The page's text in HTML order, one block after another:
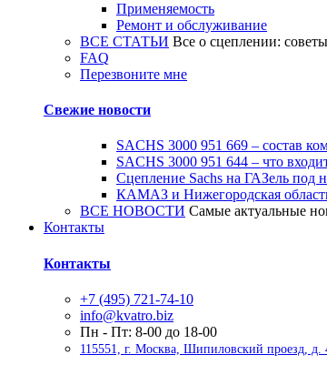
Применяемость
Ремонт и обслуживание
ВСЕ СТАТЬИ Все о сцеплении:
FAQ
Перезвоните мне
Свежие новости
SACHS 3000 951 669 – состав
SACHS 3000 951 644 – что
Сцепление Sachs на ГАЗель
КАМАЗ и Нижегородская
ВСЕ НОВОСТИ Самые актуальные
Контакты
Контакты
+7 (495) 721-74-10
info@kvatro.biz
Пн - Пт: 8-00 до 18-00
115551, г. Москва, Шипиловский проезд, д.